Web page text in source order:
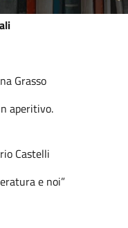
Grasso
aperitivo.
Castelli
e noi”